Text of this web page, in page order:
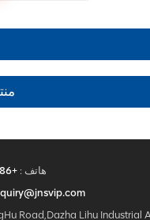
هاتف : +86 13650281199
Road,Dazha Lihu Industrial